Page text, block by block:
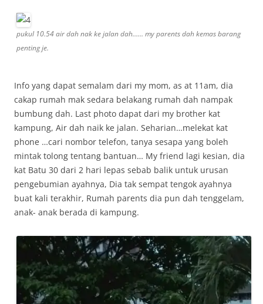
pukul 10.54 air dah nak ke jalan dah…… my parents dah kemas barang
penting je.
Info yang dapat semalam dari my mom, as at 11am, dia
cakap rumah mak sedara belakang rumah dah nampak
bumbung dah. Last photo dapat dari my brother kat
kampung, Air dah naik ke jalan. Seharian…melekat kat
phone …cari nombor telefon, tanya sesapa yang boleh
mintak tolong tentang bantuan… My friend lagi kesian, dia
kat Batu 30 dari 2 hari lepas sebab balik untuk urusan
pengebumian ayahnya, Dia tak sempat tengok ayahnya
buat kali terakhir, Rumah parents dia pun dah tenggelam,
anak- anak berada di kampung.